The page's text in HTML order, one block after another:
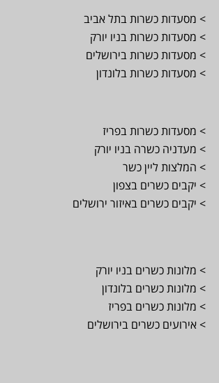
> מסעדות כשרות בתל אביב
> מסעדות כשרות בניו יורק
> מסעדות כשרות בירושלים
> מסעדות כשרות בלונדון
> מסעדות כשרות בפריז
> מעדניה כשרה בניו יורק
> המלצות ליין כשר
> יקבים כשרים בצפון
> יקבים כשרים באיזור ירושלים
> מלונות כשרים בניו יורק
> מלונות כשרים בלונדון
> מלונות כשרים בפריז
> אירועים כשרים בירושלים